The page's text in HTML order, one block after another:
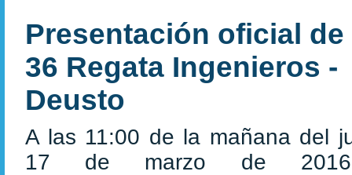
Presentación oficial de
36 Regata Ingenieros -
Deusto
A las 11:00 de la mañana del
17 de marzo de